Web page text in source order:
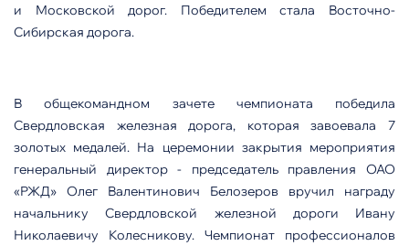
и Московской дорог. Победителем стала Восточно-
Сибирская дорога.
В общекомандном зачете чемпионата победила
Свердловская железная дорога, которая завоевала 7
золотых медалей. На церемонии закрытия мероприятия
генеральный директор - председатель правления ОАО
«РЖД» Олег Валентинович Белозеров вручил награду
начальнику Свердловской железной дороги Ивану
Николаевичу Колесникову. Чемпионат профессионалов